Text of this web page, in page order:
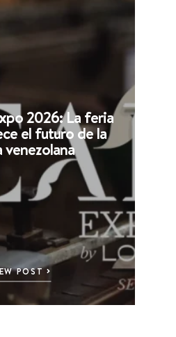
2026: La feria
el futuro de la
POST